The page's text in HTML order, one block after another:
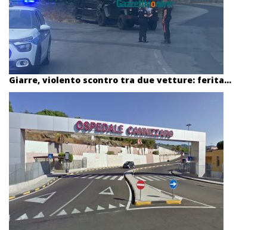
Giarre, violento scontro tra due vetture: ferita...